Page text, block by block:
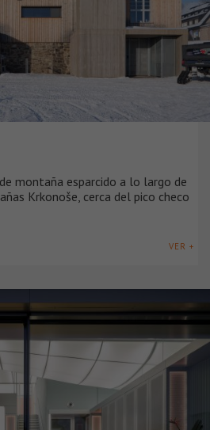
montaña esparcido a lo largo de
Krkonoše, cerca del pico checo
VER +